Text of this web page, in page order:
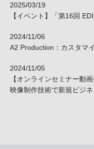
2025/03/19
【イベント】「第16回
2024/11/06
A2 Production：カスタマ
2024/11/05
【オンラインセミナー動
映像制作技術で新規ビジネ